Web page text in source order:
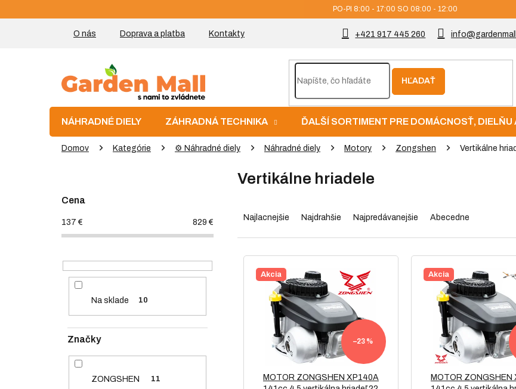
na
PO-PI 8:00 - 17:00 SO 08:00 - 12:00
+421 917 445 260
O nás Doprava a platba Kontakty
HĽADAŤ
NÁHRADNÉ DIELY ZÁHRADNÁ TECHNIKA ĎALŠÍ SORTIMENT PRE DOMÁCNOSŤ, DIELŇU
Domov Kategórie ⚙️ Náhradné diely Náhradné diely Motory Zongshen Vertikálne
Cena
137 € 829 €
Na sklade 10
Značky
ZONGSHEN 11
Vertikálne hriadele
a
e
Najlacnejšie Najdrahšie Najpredávanejšie Abecedne
V
Akcia
–23 %
MOTOR ZONGSHEN XP140A
Akcia
MOTOR ZONGSHEN